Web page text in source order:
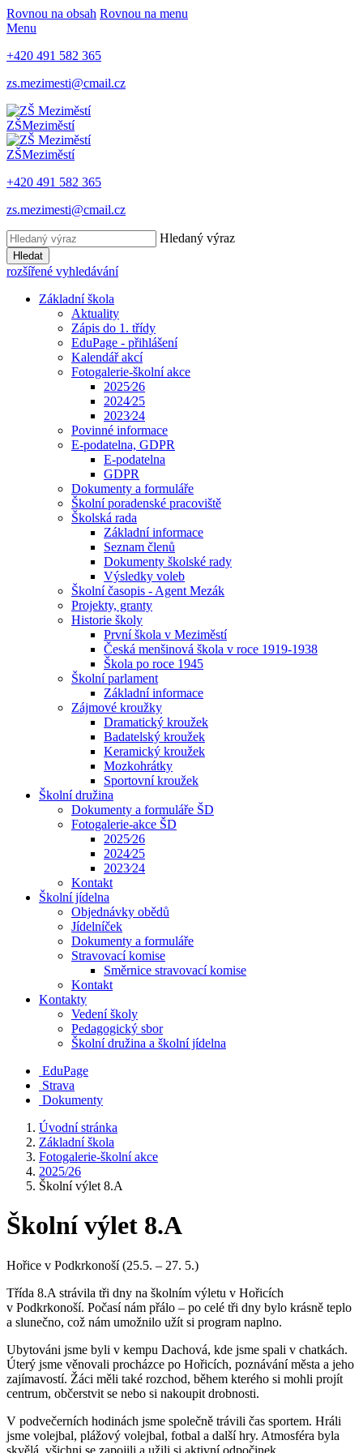
Rovnou na obsah Rovnou na menu
Menu
+420 491 582 365
zs.mezimesti@cmail.cz
ZŠMeziměstí
ZŠMeziměstí
+420 491 582 365
zs.mezimesti@cmail.cz
Hledaný výraz
Hledat
rozšířené vyhledávání
Základní škola
Aktuality
Zápis do 1. třídy
EduPage - přihlášení
Kalendář akcí
Fotogalerie-školní akce
2025⁄26
2024⁄25
2023⁄24
Povinné informace
E-podatelna, GDPR
E-podatelna
GDPR
Dokumenty a formuláře
Školní poradenské pracoviště
Školská rada
Základní informace
Seznam členů
Dokumenty školské rady
Výsledky voleb
Školní časopis - Agent Mezák
Projekty, granty
Historie školy
První škola v Meziměstí
Česká menšinová škola v roce 1919-1938
Škola po roce 1945
Školní parlament
Základní informace
Zájmové kroužky
Dramatický kroužek
Badatelský kroužek
Keramický kroužek
Mozkohrátky
Sportovní kroužek
Školní družina
Dokumenty a formuláře ŠD
Fotogalerie-akce ŠD
2025⁄26
2024⁄25
2023⁄24
Kontakt
Školní jídelna
Objednávky obědů
Jídelníček
Dokumenty a formuláře
Stravovací komise
Směrnice stravovací komise
Kontakt
Kontakty
Vedení školy
Pedagogický sbor
Školní družina a školní jídelna
EduPage
Strava
Dokumenty
Úvodní stránka
Základní škola
Fotogalerie-školní akce
2025/26
Školní výlet 8.A
Školní výlet 8.A
Hořice v Podkrkonoší (25.5. – 27. 5.)
Třída 8.A strávila tři dny na školním výletu v Hořicích
v Podkrkonoší. Počasí nám přálo – po celé tři dny bylo krásně teplo
a slunečno, což nám umožnilo užít si program naplno.
Ubytováni jsme byli v kempu Dachová, kde jsme spali v chatkách.
Úterý jsme věnovali procházce po Hořicích, poznávání města a jeho
zajímavostí. Žáci měli také rozchod, během kterého si mohli projít
centrum, občerstvit se nebo si nakoupit drobnosti.
V podvečerních hodinách jsme společně trávili čas sportem. Hráli
jsme volejbal, plážový volejbal, fotbal a další hry. Atmosféra byla
skvělá, všichni se zapojili a užili si aktivní odpočinek.